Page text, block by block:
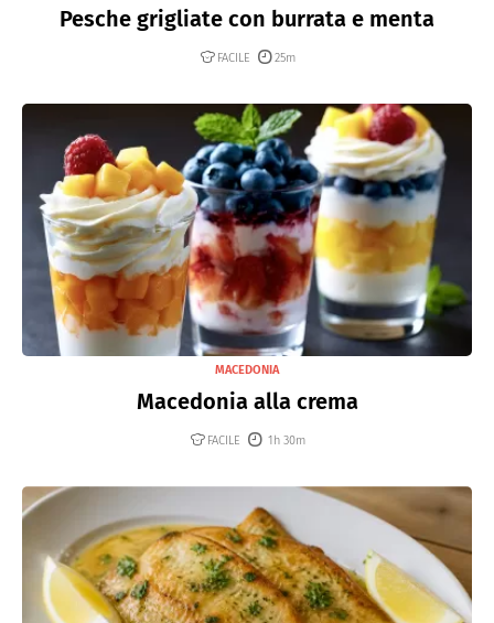
Pesche grigliate con burrata e menta
FACILE 25m
MACEDONIA
Macedonia alla crema
FACILE 1h 30m